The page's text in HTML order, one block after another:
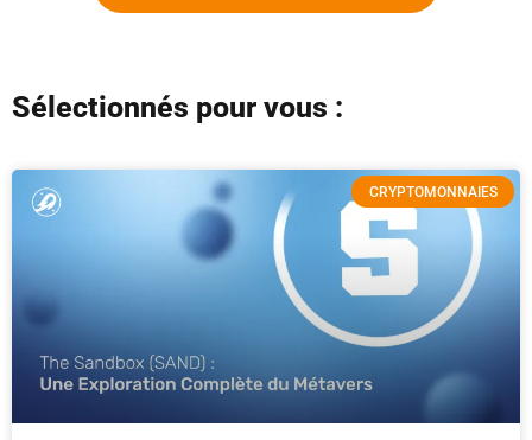
Sélectionnés pour vous :
CRYPTOMONNAIES